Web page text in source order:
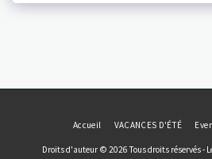
Accueil VACANCES D'ÉTÉ
Droits d'auteur © 2026 Tous droits réservés -